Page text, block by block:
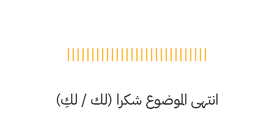
|||||||||||||||||||||||||||||
انتهى الموضوع شكرا (لك / لكِ)